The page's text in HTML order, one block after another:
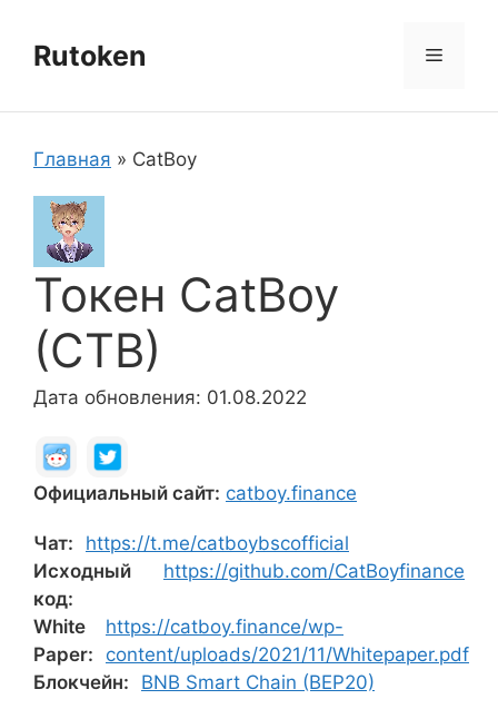
содержимому
Rutoken Меню
Главная » CatBoy
Токен CatBoy
(CTB)
Дата обновления: 01.08.2022
Официальный сайт: catboy.finance
Чат:
https://t.me/catboybscofficial
Исходный
код:
https://github.com/CatBoyfinance
White
Paper:
https://catboy.finance/wp-
content/uploads/2021/11/Whitepaper.pdf
Блокчейн:
BNB Smart Chain (BEP20)